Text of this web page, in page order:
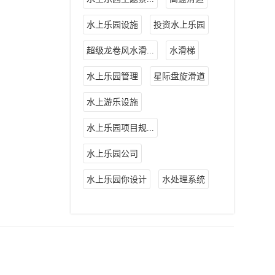
水上乐园设施 投资水上乐园
超级龙卷风水滑... 水滑梯
水上乐园管理 星际盘旋滑道
水上游乐设施
水上乐园项目规...
水上乐园公司
水上乐园你设计 水处理系统